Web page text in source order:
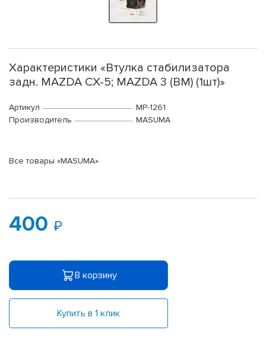
Характеристики «Втулка стабилизатора
задн. MAZDA CX-5; MAZDA 3 (BM) (1шт)»
Артикул
MP-1261
Производитель
MASUMA
Все товары «MASUMA»
400
В корзину
Купить в 1 клик